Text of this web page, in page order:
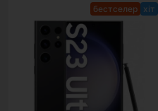
бестселер хіт